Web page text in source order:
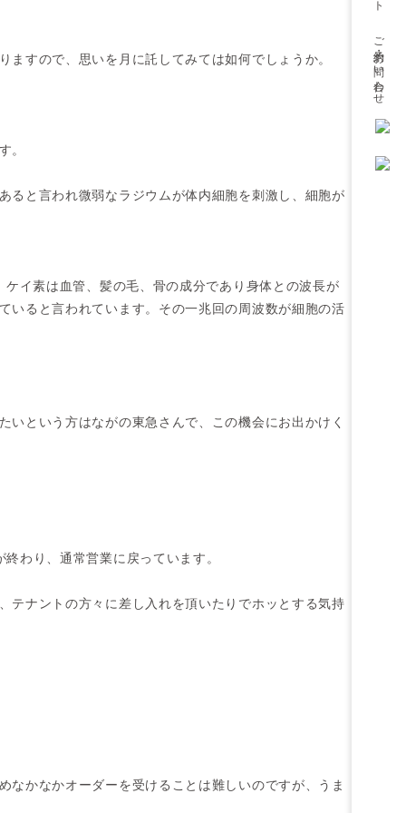
ご予約・
お問い合わせ
すので、思いを月に託してみては如何でしょうか。
。
ると言われ微弱なラジウムが体内細胞を刺激し、細胞が
ケイ素は血管、髪の毛、骨の成分であり身体との波長が
いると言われています。その一兆回の周波数が細胞の活
という方はながの東急さんで、この機会にお出かけく
わり、通常営業に戻っています。
テナントの方々に差し入れを頂いたりでホッとする気持
かなかオーダーを受けることは難しいのですが、うま